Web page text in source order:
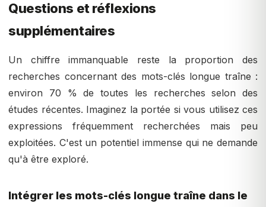
Questions et réflexions
supplémentaires
Un chiffre immanquable reste la proportion des
recherches concernant des mots-clés longue traîne :
environ 70 % de toutes les recherches selon des
études récentes. Imaginez la portée si vous utilisez ces
expressions fréquemment recherchées mais peu
exploitées. C'est un potentiel immense qui ne demande
qu'à être exploré.
Intégrer les mots-clés longue traîne dans le